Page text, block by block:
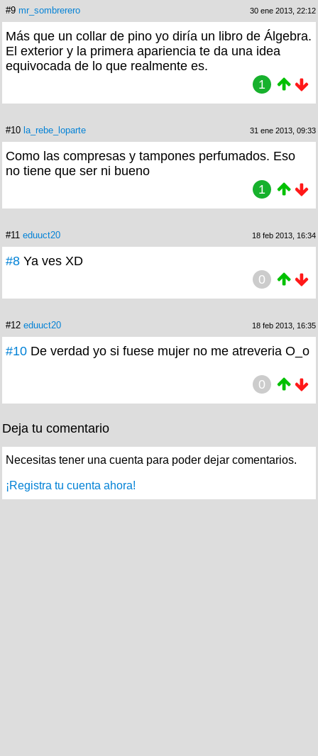
#9 mr_sombrerero 30 ene 2013, 22:12
Más que un collar de pino yo diría un libro de Álgebra.
El exterior y la primera apariencia te da una idea
equivocada de lo que realmente es.
1
#10 la_rebe_loparte 31 ene 2013, 09:33
Como las compresas y tampones perfumados. Eso
no tiene que ser ni bueno
1
#11 eduuct20 18 feb 2013, 16:34
#8 Ya ves XD
0
#12 eduuct20 18 feb 2013, 16:35
#10 De verdad yo si fuese mujer no me atreveria O_o
0
Deja tu comentario
Necesitas tener una cuenta para poder dejar comentarios.
¡Registra tu cuenta ahora!